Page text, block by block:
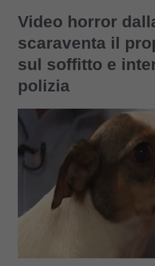
Video horror
scaraventa il
sul soffitto e
polizia